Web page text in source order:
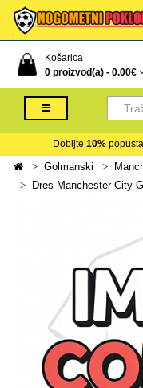
Košarica
0 proizvod(a) - 0.00€
Dobijte 10%
Golmanski
Dres Manchester City